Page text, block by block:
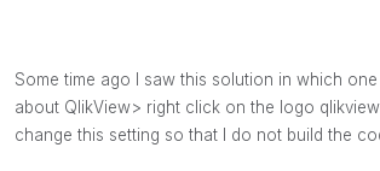
Some time ago I saw this solution in which
about QlikView> right click on the logo
change this setting so that I do not build the